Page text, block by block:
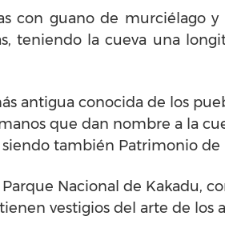
con guano de murciélago y
teniendo la cueva una
antigua conocida de los
que dan nombre a la
también Patrimonio
Nacional de Kakadu,
vestigios del arte de los